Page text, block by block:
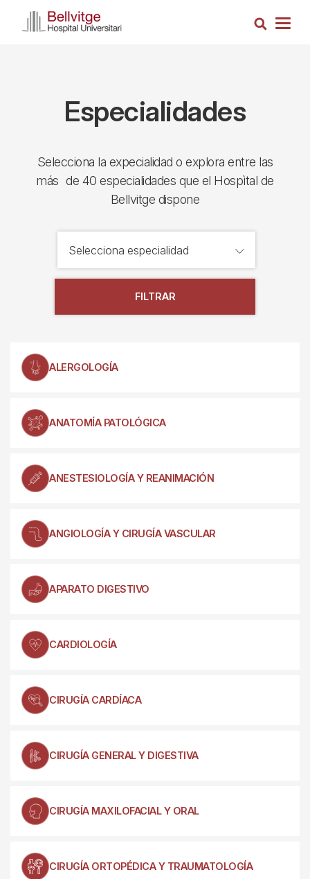
Busca
Especialidades
Selecciona la expecialidad o explora entre las
más de 40 especialidades que el Hospìtal de
Bellvitge dispone
FILTRAR
ALERGOLOGÍA
ANATOMÍA PATOLÓGICA
ANESTESIOLOGÍA Y REANIMACIÓN
ANGIOLOGÍA Y CIRUGÍA VASCULAR
APARATO DIGESTIVO
CARDIOLOGÍA
CIRUGÍA CARDÍACA
CIRUGÍA GENERAL Y DIGESTIVA
CIRUGÍA MAXILOFACIAL Y ORAL
CIRUGÍA ORTOPÉDICA Y TRAUMATOLOGÍA